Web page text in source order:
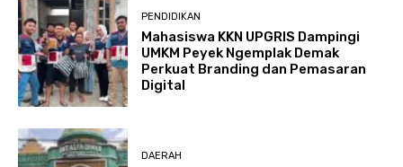
PENDIDIKAN
Mahasiswa KKN UPGRIS Dampingi
UMKM Peyek Ngemplak Demak
Perkuat Branding dan Pemasaran
Digital
DAERAH